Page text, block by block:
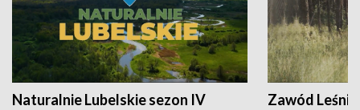
Naturalnie Lubelskie sezon IV Zawód Leśnik